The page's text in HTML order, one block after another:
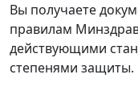
Вы получаете
правилам
действующими
степенями защиты.